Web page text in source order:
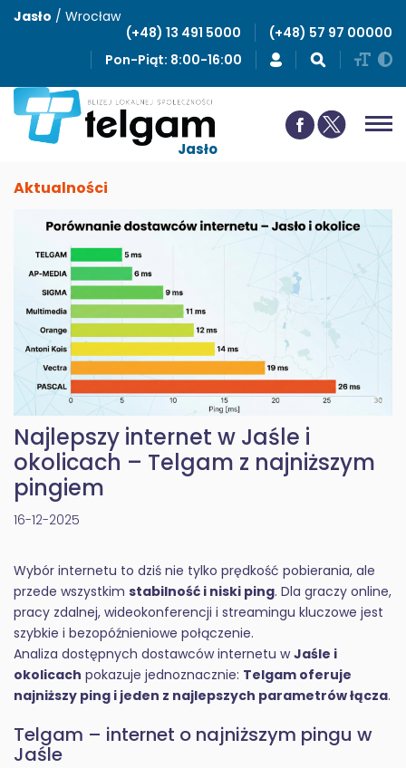
Jasło / Wrocław
(+48) 13 491 5000
(+48) 57 97 00000
Pon-Piąt: 8:00-16:00
Jasło
Aktualności
Najlepszy internet w Jaśle i
okolicach – Telgam z najniższym
pingiem
16-12-2025
Wybór internetu to dziś nie tylko prędkość pobierania, ale
przede wszystkim stabilność i niski ping. Dla graczy online,
pracy zdalnej, wideokonferencji i streamingu kluczowe jest
szybkie i bezopóźnieniowe połączenie.
Analiza dostępnych dostawców internetu wJaśle i
okolicach pokazuje jednoznacznie: Telgam oferuje
najniższy ping i jeden z najlepszych parametrów łącza.
Telgam – internet o najniższym pingu w
Jaśle